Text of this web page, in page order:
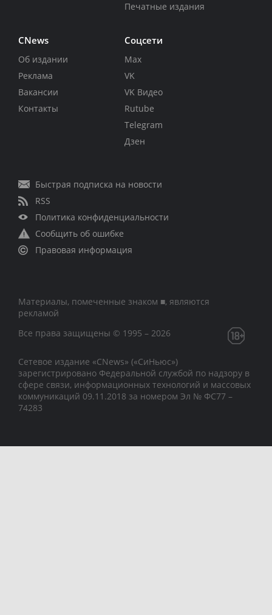
Печатные издания
CNews
Об издании
Реклама
Вакансии
Контакты
Соцсети
Max
VK
VK Видео
Rutube
Telegram
Дзен
Быстрая подписка на новости
RSS
Политика конфиденциальности
Сообщить об ошибке
Правовая информация
Материалы, помеченные знаком ■, являются
рекламой
Все права защищены © 1995 – 2026
Сетевое издание «CNews» («СиНьюс»)
зарегистрировано Федеральной службой по надзору в
сфере связи, информационных технологий и массовых
коммуникаций 09.11.2018 за номером Эл № ФС77 –
74283